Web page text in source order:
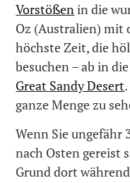
Vorstößenin die
Oz (Australien) mit
höchste Zeit, die
besuchen – ab in
Great Sandy Desert
ganze Menge zu
Wenn Sie
nach Osten gereist
Grund dort